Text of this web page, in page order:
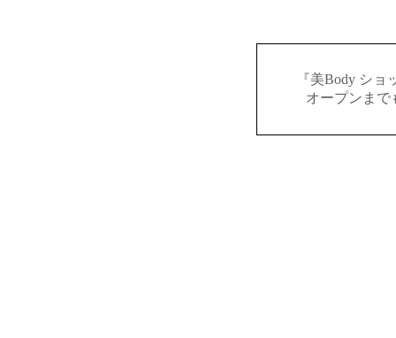
『美Body シ
オープンまで